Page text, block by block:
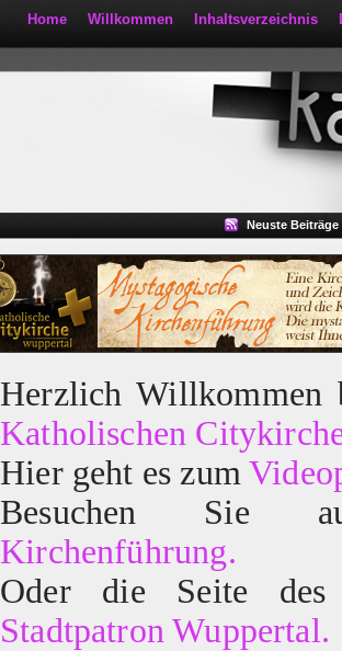
Home Willkommen Inhaltsverzeichnis
Neuste Beiträge
Herzlich
Katholischen
Hier geht es zum
Besuchen
Kirchenführung.
Oder die Seite des
Stadtpatron Wuppertal.